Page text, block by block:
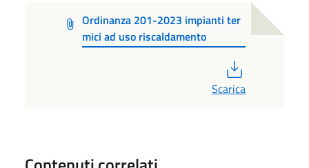
Ordinanza 201-2023 impianti ter
mici ad uso riscaldamento
Scarica